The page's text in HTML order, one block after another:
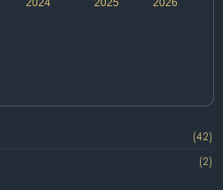
2024 2026
2025
(42)
(2)